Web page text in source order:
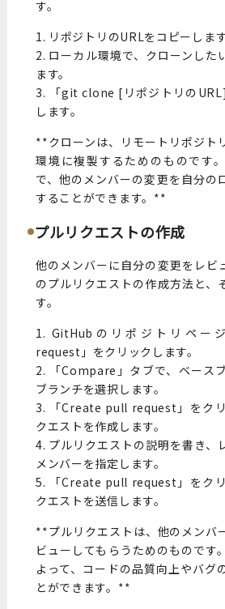
す。
1. リポジトリのURLをコピーします
2. ローカル環境で、クローンした
ます。
3. 「git clone [リポジトリの
します。
**クローンは、リモートリポジト
環境に複製するためのものです
で、他のメンバーの変更を自分の
することができます。**
プルリクエストの作成
他のメンバーに自分の変更をレビ
のプルリクエストの作成方法と、
す。
1. GitHubのリポジトリペー
request」をクリックします。
2. 「Compare」タブで、ベース
ブランチを選択します。
3. 「Create pull request」をク
クエストを作成します。
4. プルリクエストの説明を書き、
メンバーを指定します。
5. 「Create pull request」をク
クエストを送信します。
**プルリクエストは、他のメンバ
ビューしてもらうためのものです
よって、コードの品質向上やバグ
とができます。**